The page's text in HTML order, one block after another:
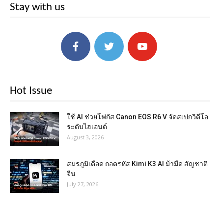
Stay with us
Hot Issue
ใช้ AI ช่วยโฟกัส Canon EOS R6 V จัดสเปกวิดีโอ
ระดับไฮเอนด์
August 3, 2026
สมรภูมิเดือด ถอดรหัส Kimi K3 AI ม้ามืด สัญชาติ
จีน
July 27, 2026